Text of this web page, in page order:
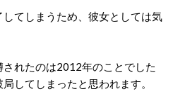
てしまうため、彼女としては気
されたのは2012年のことでした
してしまったと思われます。